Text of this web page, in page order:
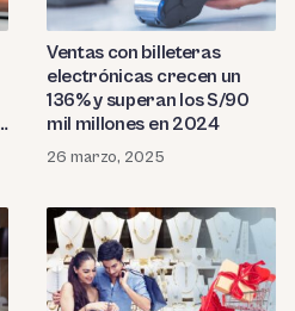
Ventas con billeteras
electrónicas crecen un
136% y superan los S/90
mil millones en 2024
26 marzo, 2025